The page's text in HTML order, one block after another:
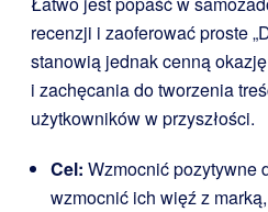
recenzji i zaoferować proste
stanowią jednak cenną
i zachęcania do tworzenia
użytkowników w przyszłości.
Cel: Wzmocnić pozytywne
wzmocnić ich więź z